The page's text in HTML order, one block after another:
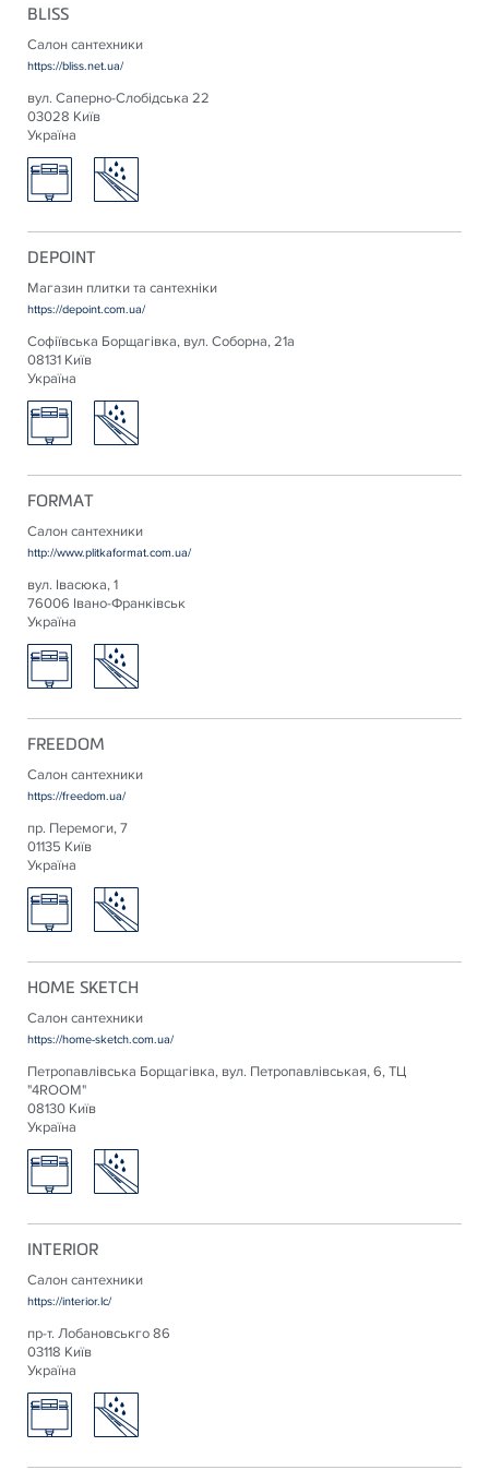
BLISS
Салон сантехники
https://bliss.net.ua/
вул. Саперно-Слобідська 22
03028 Київ
Україна
DEPOINT
Магазин плитки та сантехніки
https://depoint.com.ua/
Софіївська Борщагівка, вул. Соборна, 21а
08131 Київ
Україна
FORMAТ
Салон сантехники
http://www.plitkaformat.com.ua/
вул. Івасюка, 1
76006 Івано-Франківськ
Україна
FREEDOM
Салон сантехники
https://freedom.ua/
пр. Перемоги, 7
01135 Київ
Україна
HOME SKETCH
Салон сантехники
https://home-sketch.com.ua/
Петропавлівська Борщагівка, вул. Петропавлівськая, 6, ТЦ
"4ROOM"
08130 Київ
Україна
INTERIOR
Салон сантехники
https://interior.lc/
пр-т. Лобановськго 86
03118 Київ
Україна